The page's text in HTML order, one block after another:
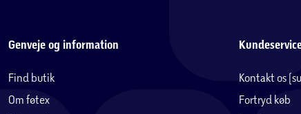
Genveje og information
Find butik
Om føtex
Kontakt os
Fortryd køb